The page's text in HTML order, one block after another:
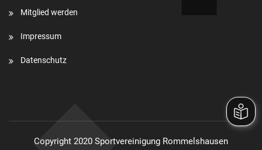
Mitglied werden
Impressum
Datenschutz
Copyright 2020 Sportvereinigung Rommelshausen